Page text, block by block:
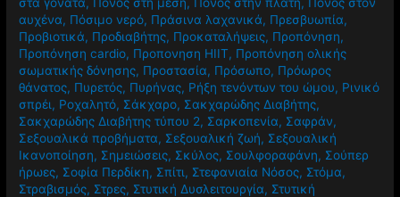
αυχένα, Πόσιμο νερό, Πράσινα λαχανικά, Πρεσβυωπία,
Προβιοτικά, Προδιαβήτης, Προκαταλήψεις, Προπόνηση,
Προπόνηση cardio, Προπονηση HIIT, Προπόνηση ολικής
σωματικής δόνησης, Προστασία, Πρόσωπο, Πρόωρος
θάνατος, Πυρετός, Πυρήνας, Ρήξη τενόντων του ώμου, Ρινικό
σπρέι, Ροχαλητό, Σάκχαρο, Σακχαρώδης Διαβήτης,
Σακχαρώδης Διαβήτης τύπου 2, Σαρκοπενία, Σαφράν,
Σεξουαλικά προβήματα, Σεξουαλική ζωή, Σεξουαλική
Ικανοποίηση, Σημειώσεις, Σκύλος, Σουλφοραφάνη, Σούπερ
ήρωες, Σοφία Περδίκη, Σπίτι, Στεφανιαία Νόσος, Στόμα,
Στραβισμός, Στρες, Στυτική Δυσλειτουργία, Στυτική